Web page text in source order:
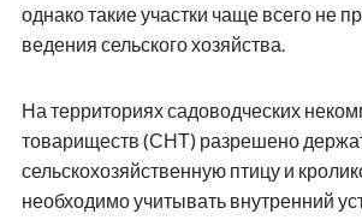
однако такие участки чаще всего не
ведения сельского хозяйства.
На территориях садоводческих
товариществ (СНТ) разрешено
сельскохозяйственную птицу и
необходимо учитывать внутренний